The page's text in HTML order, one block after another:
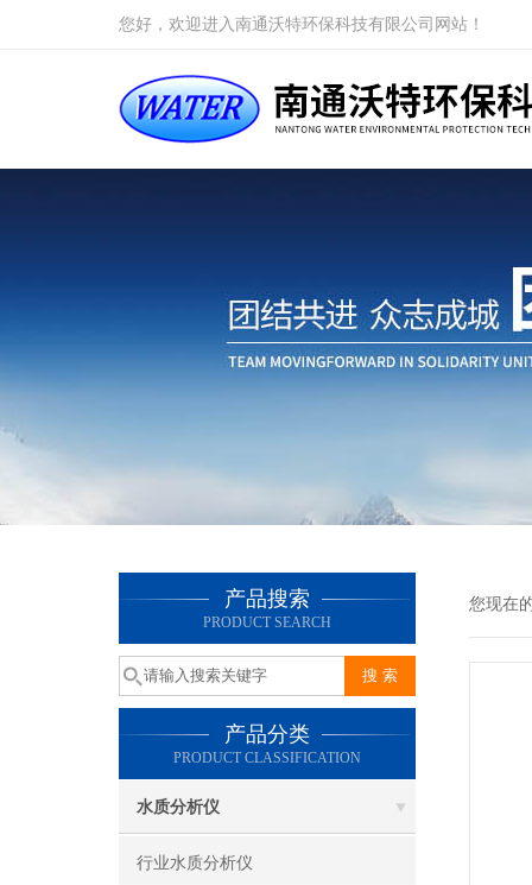
您好，欢迎进入南通沃特环保科技有限公司网站！
产品搜索
PRODUCT SEARCH
产品分类
PRODUCT CLASSIFICATION
水质分析仪
行业水质分析仪
您现在